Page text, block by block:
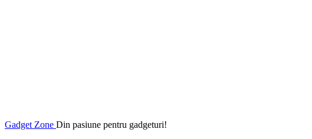
Gadget Zone Din pasiune pentru gadgeturi!